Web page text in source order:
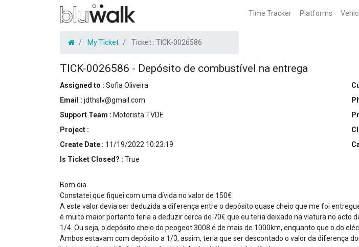
Time Tracker Platforms
My Ticket Ticket : TICK-0026586
TICK-0026586 - Depósito de combustível na entrega
Assigned to : Sofia Oliveira
Email : jdthslv@gmail.com
Support Team : Motorista TVDE
Project :
Create Date : 11/19/2022 10:23:19
Is Ticket Closed? : True
Bom dia
Constatei que fiquei com uma dívida no valor de 150€
A este valor devia ser deduzida a diferença entre o depósito quase cheio que me foi
é muito maior portanto teria a deduzir cerca de 70€ que eu teria deixado na viatura no acto
1/4. Ou seja, o depósito cheio do peogeot 3008 é de mais de 1000km, enquanto que o do
Ambos estavam com depósito a 1/3, assim, teria que ser descontado o valor da diferença